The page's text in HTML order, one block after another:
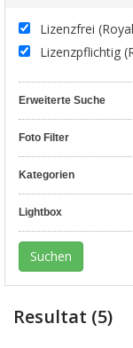
Lizenzfrei
Lizenzpflichtig
Erweiterte Suche
Foto Filter
Kategorien
Lightbox
Resultat (5)